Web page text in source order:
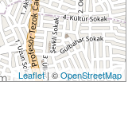
Leaflet| ©OpenStreetMap